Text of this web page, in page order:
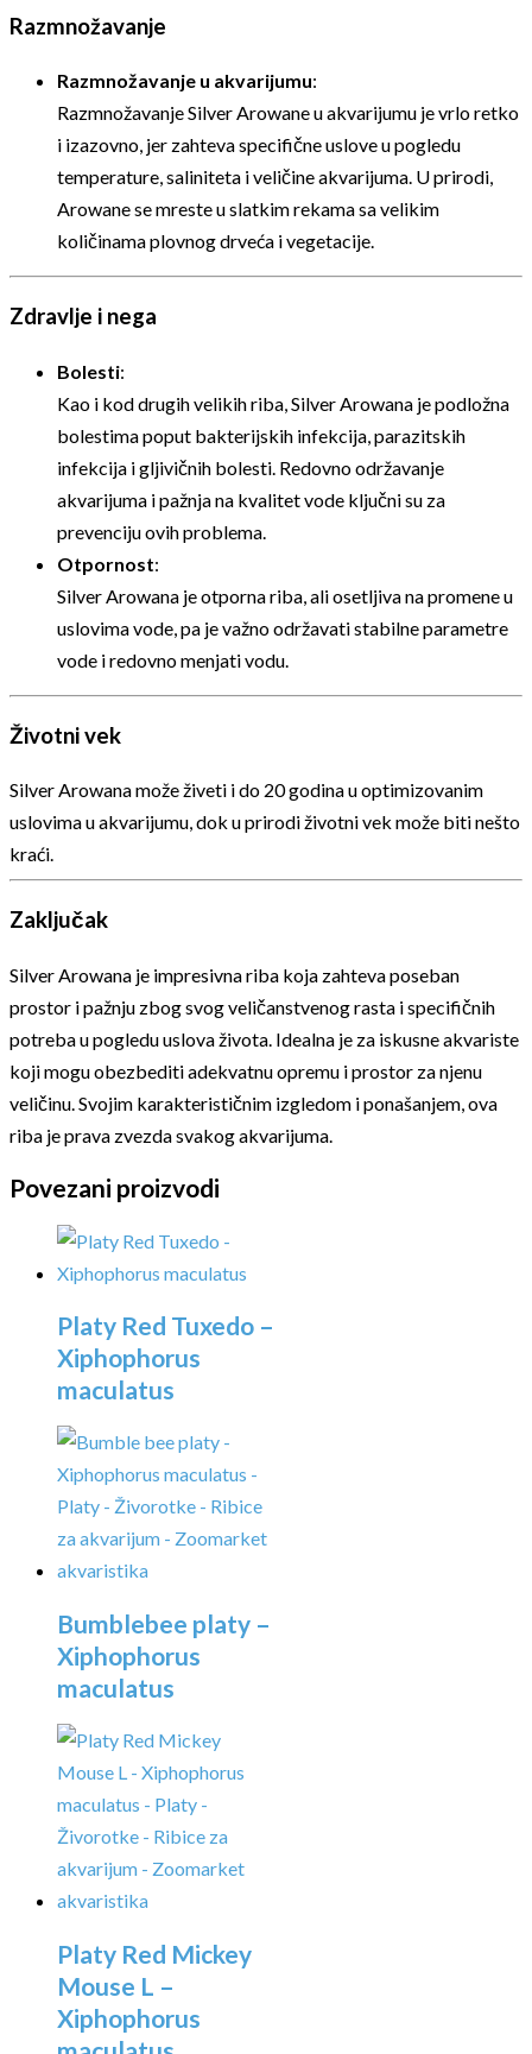
Razmnožavanje
Razmnožavanje u akvarijumu:
Razmnožavanje Silver Arowane u akvarijumu je vrlo retko
i izazovno, jer zahteva specifične uslove u pogledu
temperature, saliniteta i veličine akvarijuma. U prirodi,
Arowane se mreste u slatkim rekama sa velikim
količinama plovnog drveća i vegetacije.
Zdravlje i nega
Bolesti:
Kao i kod drugih velikih riba, Silver Arowana je podložna
bolestima poput bakterijskih infekcija, parazitskih
infekcija i gljivičnih bolesti. Redovno održavanje
akvarijuma i pažnja na kvalitet vode ključni su za
prevenciju ovih problema.
Otpornost:
Silver Arowana je otporna riba, ali osetljiva na promene u
uslovima vode, pa je važno održavati stabilne parametre
vode i redovno menjati vodu.
Životni vek
Silver Arowana može živeti i do 20 godina u optimizovanim
uslovima u akvarijumu, dok u prirodi životni vek može biti nešto
kraći.
Zaključak
Silver Arowana je impresivna riba koja zahteva poseban
prostor i pažnju zbog svog veličanstvenog rasta i specifičnih
potreba u pogledu uslova života. Idealna je za iskusne akvariste
koji mogu obezbediti adekvatnu opremu i prostor za njenu
veličinu. Svojim karakterističnim izgledom i ponašanjem, ova
riba je prava zvezda svakog akvarijuma.
Povezani proizvodi
Platy Red Tuxedo –
Xiphophorus
maculatus
Bumblebee platy –
Xiphophorus
maculatus
Platy Red Mickey
Mouse L –
Xiphophorus